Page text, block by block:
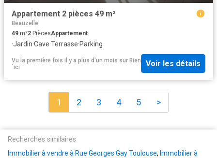
Appartement 2 pièces 49 m²
Beauzelle
49 m²2 PiècesAppartement
·Jardin·Cave·Terrasse·Parking
Vu la première fois il y a plus d'un mois sur Bien
´ici
Voir les détails
1 2 3 4 5 >
Recherches similaires
Immobilier à vendre à Rue Georges Gay Toulouse, Immobilier à